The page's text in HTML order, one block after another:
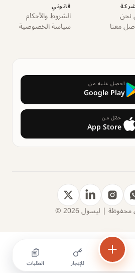
نحن
معنا
قانوني
الشروط والأحكام
سياسة الخصوصية
احصل عليه من
Google Play
حمّل من
App Store
| ليسول 2026 ©
الطلبات للإيجار